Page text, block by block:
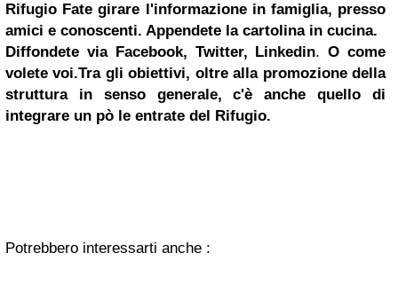
Rifugio Fate girare l'informazione in famiglia, presso
amici e conoscenti. Appendete la cartolina in cucina.
Diffondete via Facebook, Twitter, Linkedin.O come
volete voi.Tra gli obiettivi, oltre alla promozione della
struttura in senso generale, c'è anche quello di
integrare un pò le entrate del Rifugio.
Potrebbero interessarti anche :